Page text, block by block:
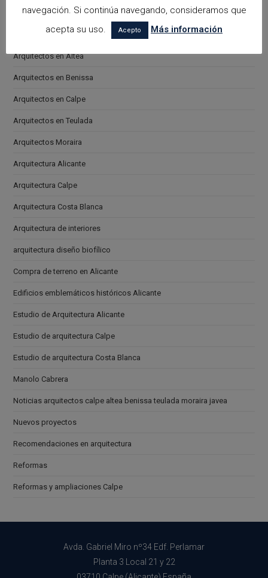
arquitectora espacios biofilicos
Arquitectos en Alicante
Arquitectos en Altea
Arquitectos en Benissa
Arquitectos en Calpe
Arquitectos en Teulada
Arquitectos Moraira
Arquitectura Alicante
Arquitectura Calpe
Arquitectura Costa Blanca
Arquitectura de interiores
arquitectura diseño biofílico
Compra de terreno en Alicante
Edificios emblemáticos históricos Alicante
Estudio de Arquitectura Alicante
Estudio de arquitectura Calpe
Estudio de arquitectura Costa Blanca
Manolo Cabrera
Noticias arquitectos calpe altea benissa teulada moraira javea
Nuevos proyectos
Recomendaciones en arquitectura
Reformas
Reformas y ampliaciones Calpe
Avda. Gabriel Miro nº34 Edf. Perlamar
Planta 3 Local 21 y 22
navegación. Si continúa navegando, consideramos que
acepta su uso.
Acepto Más información